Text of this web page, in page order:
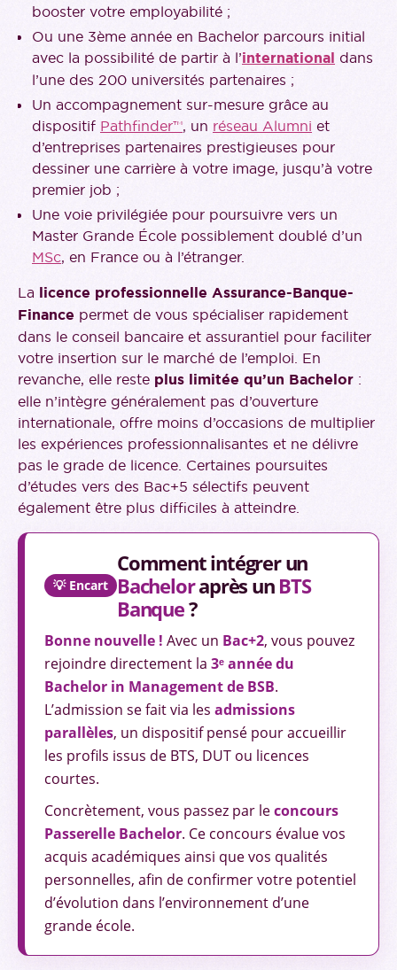
booster votre employabilité ;
Ou une 3ème année en Bachelor parcours initial
avec la possibilité de partir à l’international dans
l’une des 200 universités partenaires ;
Un accompagnement sur-mesure grâce au
dispositif Pathfinder™, un réseau Alumni et
d’entreprises partenaires prestigieuses pour
dessiner une carrière à votre image, jusqu’à votre
premier job ;
Une voie privilégiée pour poursuivre vers un
Master Grande École possiblement doublé d’un
MSc, en France ou à l’étranger.
La licence professionnelle Assurance-Banque-
Finance permet de vous spécialiser rapidement
dans le conseil bancaire et assurantiel pour faciliter
votre insertion sur le marché de l’emploi. En
revanche, elle reste plus limitée qu’un Bachelor :
elle n’intègre généralement pas d’ouverture
internationale, offre moins d’occasions de multiplier
les expériences professionnalisantes et ne délivre
pas le grade de licence. Certaines poursuites
d’études vers des Bac+5 sélectifs peuvent
également être plus difficiles à atteindre.
💡 Encart
Comment intégrer un
Bacheloraprès un BTS
Banque?
Bonne nouvelle ! Avec un Bac+2, vous pouvez
rejoindre directement la 3ᵉ année du
Bachelor in Management de BSB.
L’admission se fait via les admissions
parallèles, un dispositif pensé pour accueillir
les profils issus de BTS, DUT ou licences
courtes.
Concrètement, vous passez par leconcours
Passerelle Bachelor. Ce concours évalue vos
acquis académiques ainsi que vos qualités
personnelles, afin de confirmer votre potentiel
d’évolution dans l’environnement d’une
grande école.